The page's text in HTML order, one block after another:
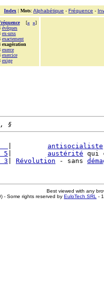
Index | Mots: Alphabétique - Fréquence -
[« »]
évêques
ex-urss
exactement
exagération
exerce
exercice
exige
§
antisocialiste
5
austérité qui
3
Révolution - sans
Best viewed with any
- Some rights reserved by EuloTech SRL -